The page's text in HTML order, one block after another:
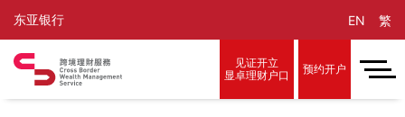
东亚银行 EN 繁
见证开立
显卓理财户口
预约开户